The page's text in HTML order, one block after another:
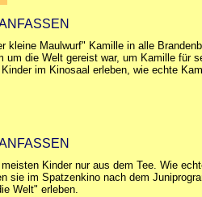
kleine Maulwurf" Kamille in alle
um die Welt gereist war, um Kamille für
im Kinosaal erleben, wie echte
Kinder nur aus dem Tee. Wie
sie im Spatzenkino nach dem
Welt" erleben.